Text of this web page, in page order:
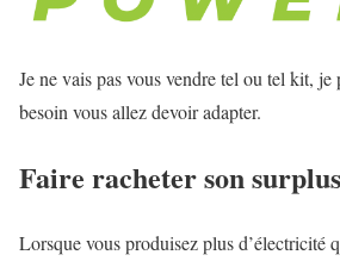
Je ne vais pas vous vendre tel ou tel kit, je
besoin vous allez devoir adapter.
Faire racheter son
Lorsque vous produisez plus d’électricité